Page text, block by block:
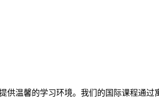
温馨的学习环境。我们的国际课程通过